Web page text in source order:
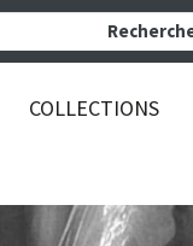
COLLECTIONS